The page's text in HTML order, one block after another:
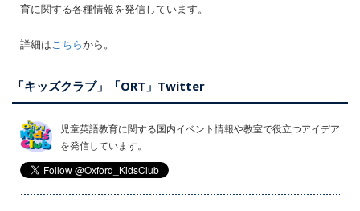
育に関する各種情報を発信しています。
詳細はこちらから。
「キッズクラブ」「ORT」Twitter
児童英語教育に関する国内イベント情報や教室で役立つアイデア
を発信しています。